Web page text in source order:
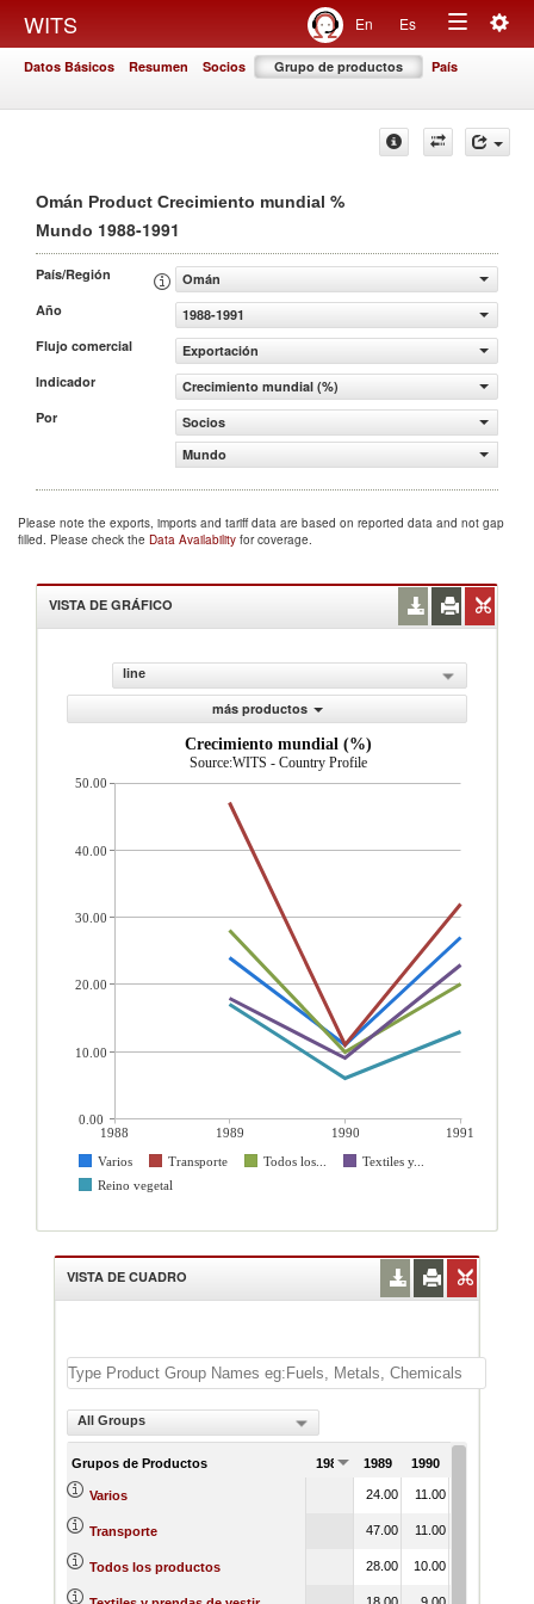
WITS En Es
Toggle
Datos Básicos Resumen Socios Grupo de productos País
Omán Product Crecimiento mundial %
Mundo 1988-1991
País/Región
Omán
Año
1988-1991
Flujo comercial
Exportación
Indicador
Crecimiento mundial (%)
Por
Socios
Mundo
Please note the exports, imports and tariff data are based on reported data and not gap
filled. Please check the Data Availability for coverage.
VISTA DE GRÁFICO
line
más productos
Crecimiento mundial (%)
Source:WITS - Country Profile
1988 1989 1990
1991
Varios
Transporte Todos los...
Textiles y...
Reino vegetal
50.00
40.00
30.00
20.00
10.00
0.00
VISTA DE CUADRO
All Groups
Grupos de Productos 1988 1989 1990
Varios 24.00 11.00
Transporte 47.00 11.00
Todos los productos 28.00 10.00
18.00 9.00